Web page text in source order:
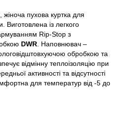
жіноча пухова куртка для
Виготовлена із легкого
Rip-Stop з
DWR . Наповнювач –
обробкою та
відмінну теплоізоляцію при
активності та відсутності
для температур від -5 до